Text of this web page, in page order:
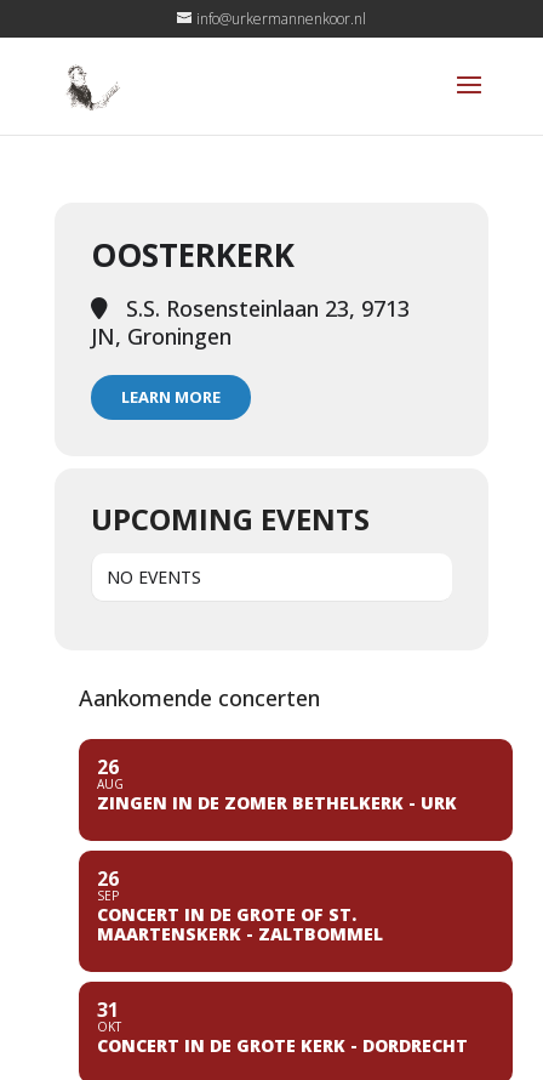
info@urkermannenkoor.nl
OOSTERKERK
S.S. Rosensteinlaan 23, 9713
JN, Groningen
LEARN MORE
UPCOMING EVENTS
NO EVENTS
Aankomende concerten
26
AUG
ZINGEN IN DE ZOMER BETHELKERK - URK
26
SEP
CONCERT IN DE GROTE OF ST.
MAARTENSKERK - ZALTBOMMEL
31
OKT
CONCERT IN DE GROTE KERK - DORDRECHT